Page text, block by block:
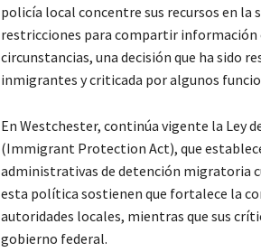
policía local concentre sus recursos en la
restricciones para compartir
circunstancias, una decisión que ha sido
inmigrantes y criticada por algunos
En Westchester, continúa vigente la Ley
(Immigrant Protection Act), que
administrativas de detención migratoria
esta política sostienen que fortalece la
autoridades locales, mientras que sus
gobierno federal.